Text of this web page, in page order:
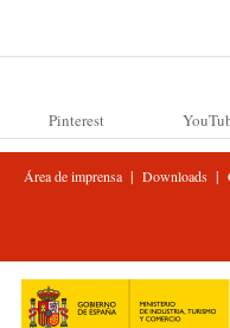
Pinterest
Área de imprensa| Downloads|